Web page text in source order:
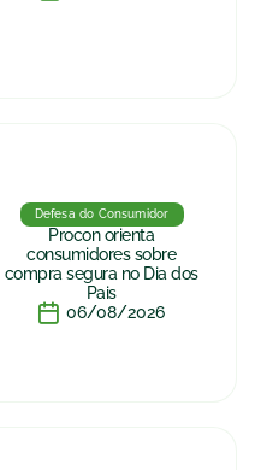
Defesa do Consumidor
Procon orienta
consumidores sobre
compra segura no Dia dos
Pais
06/08/2026